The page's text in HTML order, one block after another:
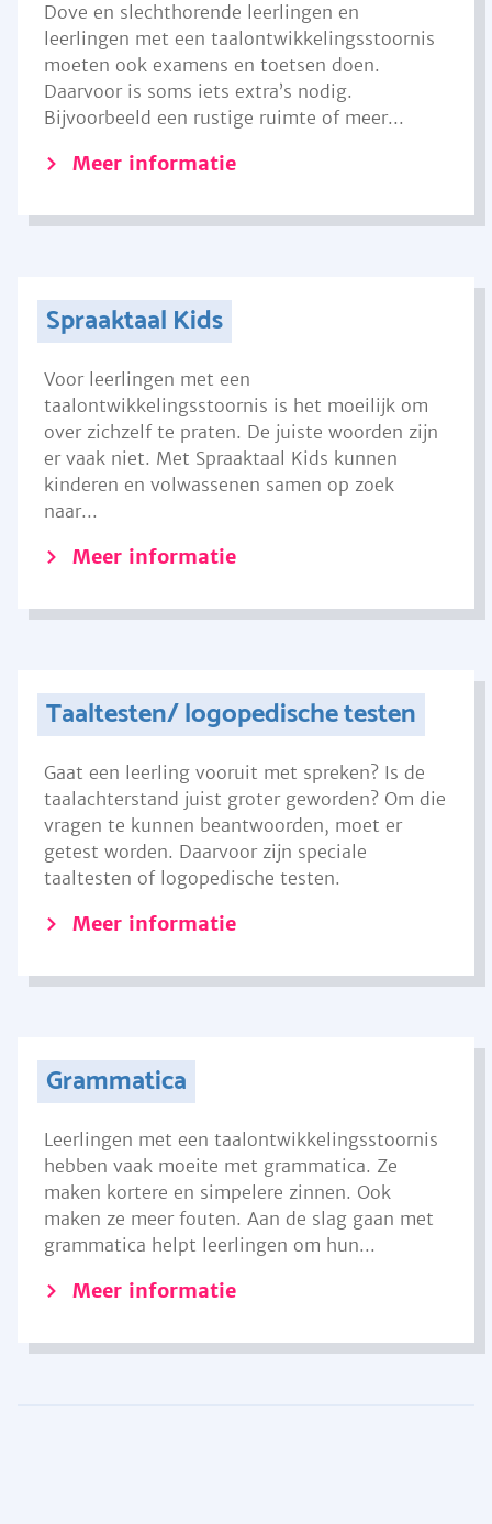
Dove en slechthorende leerlingen en
leerlingen met een taalontwikkelingsstoornis
moeten ook examens en toetsen doen.
Daarvoor is soms iets extra’s nodig.
Bijvoorbeeld een rustige ruimte of meer...
Meer informatie
Spraaktaal Kids
Voor leerlingen met een
taalontwikkelingsstoornis is het moeilijk om
over zichzelf te praten. De juiste woorden zijn
er vaak niet. Met Spraaktaal Kids kunnen
kinderen en volwassenen samen op zoek
naar...
Meer informatie
Taaltesten/ logopedische testen
Gaat een leerling vooruit met spreken? Is de
taalachterstand juist groter geworden? Om die
vragen te kunnen beantwoorden, moet er
getest worden. Daarvoor zijn speciale
taaltesten of logopedische testen.
Meer informatie
Grammatica
Leerlingen met een taalontwikkelingsstoornis
hebben vaak moeite met grammatica. Ze
maken kortere en simpelere zinnen. Ook
maken ze meer fouten. Aan de slag gaan met
grammatica helpt leerlingen om hun...
Meer informatie